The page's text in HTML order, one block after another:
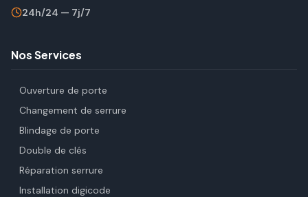
24h/24 — 7j/7
Nos Services
Ouverture de porte
Changement de serrure
Blindage de porte
Double de clés
Réparation serrure
Installation digicode